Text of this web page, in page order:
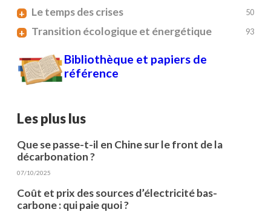
+ Le temps des crises 50
+ Transition écologique et énergétique 93
Bibliothèque et papiers de
référence
Les plus lus
Que se passe-t-il en Chine sur le front de la
décarbonation ?
07/10/2025
Coût et prix des sources d’électricité bas-
carbone : qui paie quoi ?